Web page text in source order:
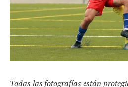
Todas las fotografías están